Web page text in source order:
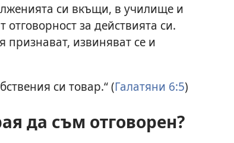
си вкъщи, в училище и
отговорност за действията си.
признават, извиняват се и
си товар.“ (Галатяни 6:5)
да съм отговорен?